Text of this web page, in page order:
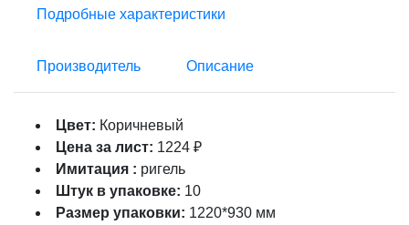
Подробные характеристики
Производитель Описание
Цвет: Коричневый
Цена за лист: 1224 ₽
Имитация : ригель
Штук в упаковке: 10
Размер упаковки: 1220*930 мм